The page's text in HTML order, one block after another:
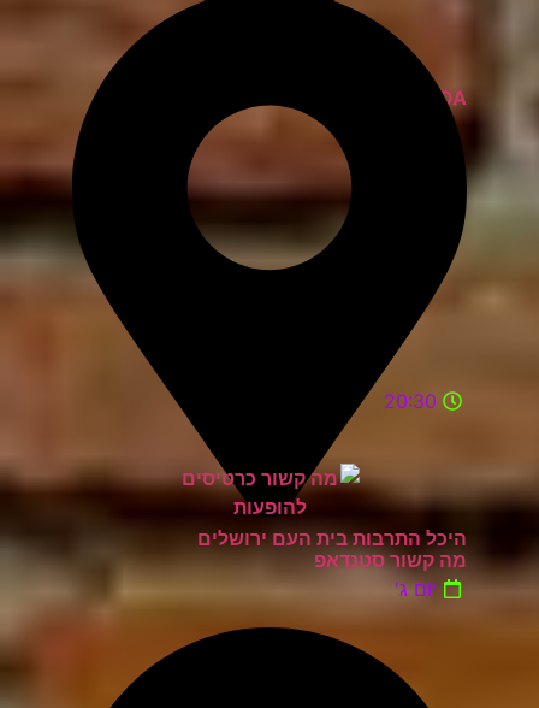
היכל התרבות בית העם ירושלים
20:30
מה קשור סטנדאפ
יום ג'